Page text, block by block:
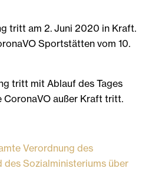
am 2. Juni 2020 in Kraft.
Sportstätten vom 10.
tritt mit Ablauf des Tages
CoronaVO außer Kraft tritt.
Verordnung des
des Sozialministeriums über